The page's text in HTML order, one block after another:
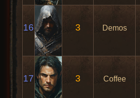
16 3 Demos
17 3 Coffee